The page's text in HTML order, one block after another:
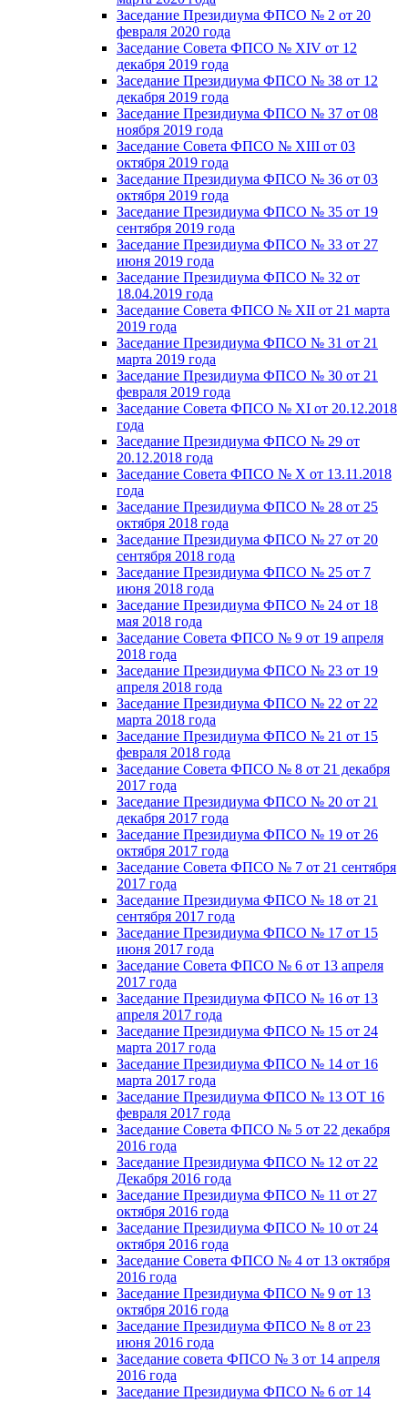
Заседание Президиума ФПСО № 2 от 20
февраля 2020 года
Заседание Совета ФПСО № XIV от 12
декабря 2019 года
Заседание Президиума ФПСО № 38 от 12
декабря 2019 года
Заседание Президиума ФПСО № 37 от 08
ноября 2019 года
Заседание Совета ФПСО № XIII от 03
октября 2019 года
Заседание Президиума ФПСО № 36 от 03
октября 2019 года
Заседание Президиума ФПСО № 35 от 19
сентября 2019 года
Заседание Президиума ФПСО № 33 от 27
июня 2019 года
Заседание Президиума ФПСО № 32 от
18.04.2019 года
Заседание Совета ФПСО № XII от 21 марта
2019 года
Заседание Президиума ФПСО № 31 от 21
марта 2019 года
Заседание Президиума ФПСО № 30 от 21
февраля 2019 года
Заседание Совета ФПСО № XI от 20.12.2018
года
Заседание Президиума ФПСО № 29 от
20.12.2018 года
Заседание Совета ФПСО № X от 13.11.2018
года
Заседание Президиума ФПСО № 28 от 25
октября 2018 года
Заседание Президиума ФПСО № 27 от 20
сентября 2018 года
Заседание Президиума ФПСО № 25 от 7
июня 2018 года
Заседание Президиума ФПСО № 24 от 18
мая 2018 года
Заседание Совета ФПСО № 9 от 19 апреля
2018 года
Заседание Президиума ФПСО № 23 от 19
апреля 2018 года
Заседание Президиума ФПСО № 22 от 22
марта 2018 года
Заседание Президиума ФПСО № 21 от 15
февраля 2018 года
Заседание Совета ФПСО № 8 от 21 декабря
2017 года
Заседание Президиума ФПСО № 20 от 21
декабря 2017 года
Заседание Президиума ФПСО № 19 от 26
октября 2017 года
Заседание Совета ФПСО № 7 от 21 сентября
2017 года
Заседание Президиума ФПСО № 18 от 21
сентября 2017 года
Заседание Президиума ФПСО № 17 от 15
июня 2017 года
Заседание Совета ФПСО № 6 от 13 апреля
2017 года
Заседание Президиума ФПСО № 16 от 13
апреля 2017 года
Заседание Президиума ФПСО № 15 от 24
марта 2017 года
Заседание Президиума ФПСО № 14 от 16
марта 2017 года
Заседание Президиума ФПСО № 13 ОТ 16
февраля 2017 года
Заседание Совета ФПСО № 5 от 22 декабря
2016 года
Заседание Президиума ФПСО № 12 от 22
Декабря 2016 года
Заседание Президиума ФПСО № 11 от 27
октября 2016 года
Заседание Президиума ФПСО № 10 от 24
октября 2016 года
Заседание Совета ФПСО № 4 от 13 октября
2016 года
Заседание Президиума ФПСО № 9 от 13
октября 2016 года
Заседание Президиума ФПСО № 8 от 23
июня 2016 года
Заседание совета ФПСО № 3 от 14 апреля
2016 года
Заседание Президиума ФПСО № 6 от 14